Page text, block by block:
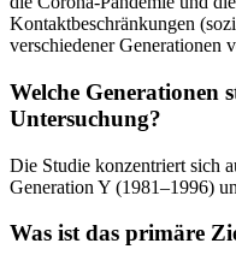
Kontaktbeschränkungen
verschiedener Generationen
Welche Generationen
Untersuchung?
Die Studie konzentriert sich
Generation Y (1981–1996)
Was ist das primäre